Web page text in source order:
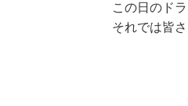
この日のド
それでは皆